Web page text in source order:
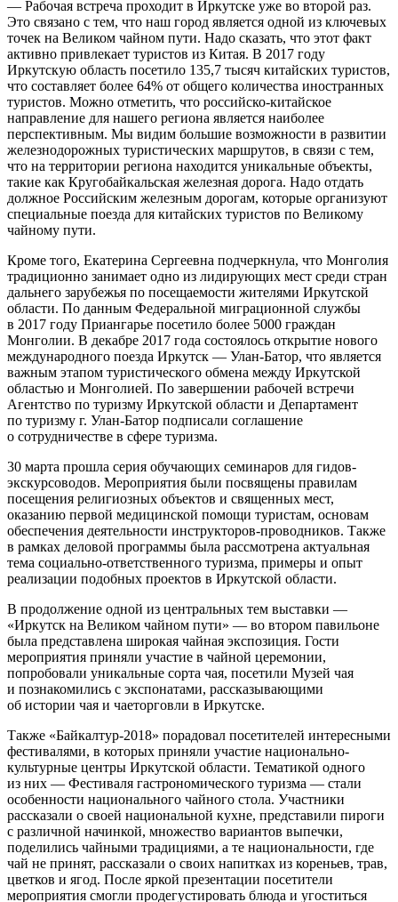
— Рабочая встреча проходит в Иркутске уже во второй раз.
Это связано с тем, что наш город является одной из ключевых
точек на Великом чайном пути. Надо сказать, что этот факт
активно привлекает туристов из Китая. В 2017 году
Иркутскую область посетило 135,7 тысяч китайских туристов,
что составляет более 64% от общего количества иностранных
туристов. Можно отметить, что российско-китайское
направление для нашего региона является наиболее
перспективным. Мы видим большие возможности в развитии
железнодорожных туристических маршрутов, в связи с тем,
что на территории региона находится уникальные объекты,
такие как Кругобайкальская железная дорога. Надо отдать
должное Российским железным дорогам, которые организуют
специальные поезда для китайских туристов по Великому
чайному пути.
Кроме того, Екатерина Сергеевна подчеркнула, что Монголия
традиционно занимает одно из лидирующих мест среди стран
дальнего зарубежья по посещаемости жителями Иркутской
области. По данным Федеральной миграционной службы
в 2017 году Приангарье посетило более 5000 граждан
Монголии. В декабре 2017 года состоялось открытие нового
международного поезда Иркутск — Улан-Батор, что является
важным этапом туристического обмена между Иркутской
областью и Монголией. По завершении рабочей встречи
Агентство по туризму Иркутской области и Департамент
по туризму г. Улан-Батор подписали соглашение
о сотрудничестве в сфере туризма.
30 марта прошла серия обучающих семинаров для гидов-
экскурсоводов. Мероприятия были посвящены правилам
посещения религиозных объектов и священных мест,
оказанию первой медицинской помощи туристам, основам
обеспечения деятельности инструкторов-проводников. Также
в рамках деловой программы была рассмотрена актуальная
тема социально-ответственного туризма, примеры и опыт
реализации подобных проектов в Иркутской области.
В продолжение одной из центральных тем выставки —
«Иркутск на Великом чайном пути» — во втором павильоне
была представлена широкая чайная экспозиция. Гости
мероприятия приняли участие в чайной церемонии,
попробовали уникальные сорта чая, посетили Музей чая
и познакомились с экспонатами, рассказывающими
об истории чая и чаеторговли в Иркутске.
Также «Байкалтур-2018» порадовал посетителей интересными
фестивалями, в которых приняли участие национально-
культурные центры Иркутской области. Тематикой одного
из них — Фестиваля гастрономического туризма — стали
особенности национального чайного стола. Участники
рассказали о своей национальной кухне, представили пироги
с различной начинкой, множество вариантов выпечки,
поделились чайными традициями, а те национальности, где
чай не принят, рассказали о своих напитках из кореньев, трав,
цветков и ягод. После яркой презентации посетители
мероприятия смогли продегустировать блюда и угоститься